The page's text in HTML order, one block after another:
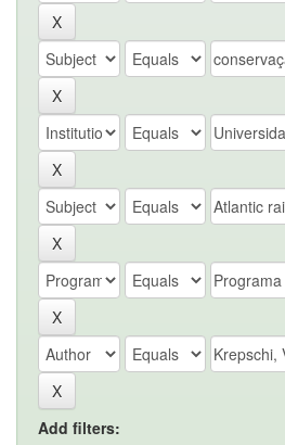
Add filters: